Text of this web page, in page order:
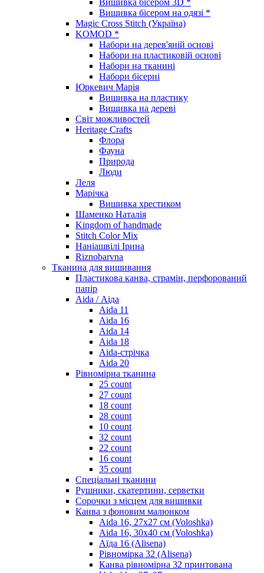
Вишивка бісером на одязі *
Magic Cross Stitch (Україна)
KOMOD *
Набори на дерев'яній основі
Набори на пластиковій основі
Набори на тканині
Набори бісерні
Юркевич Марія
Вишивка на пластику
Вишивка на дереві
Світ можливостей
Heritage Crafts
Флора
Фауна
Природа
Люди
Леля
Марічка
Вишивка хрестиком
Шаменко Наталія
Kingdom of handmade
Stitch Color Mix
Наніашвілі Ірина
Riznobarvna
Тканина для вишивання
Пластикова канва, страмін, перфорований
папір
Aida / Аіда
Aida 11
Aida 16
Aida 14
Aida 18
Aida-стрічка
Aida 20
Рівномірна тканина
25 count
27 count
18 count
28 count
10 count
32 count
22 count
16 count
35 count
Спеціальні тканини
Рушники, скатертини, серветки
Сорочки з місцем для вишивки
Канва з фоновим малюнком
Aida 16, 27х27 см (Voloshka)
Aida 16, 30х40 см (Voloshka)
Аїда 16 (Alisena)
Рівномірка 32 (Alisena)
Канва рівномірна 32 принтована